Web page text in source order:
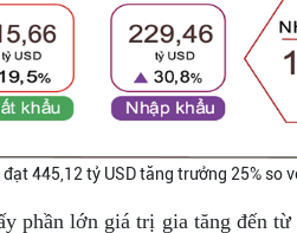
445,12 tỷ USD tăng trưởng 25% so
phần lớn giá trị gia tăng đến từ